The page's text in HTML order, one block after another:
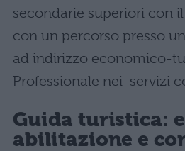
secondarie superiori con
con un percorso presso
ad indirizzo economico-
Professionale nei servizi
Guida turistica:
abilitazione e